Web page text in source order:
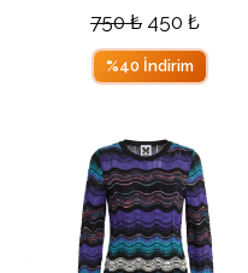
750₺ 450 ₺
%40 İndirim